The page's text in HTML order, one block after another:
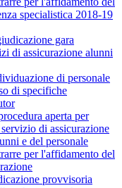
specialistica 2018-19
gara
di assicurazione alunni
di personale
di specifiche
aperta per
di assicurazione
e del personale
per l'affidamento del
provvisoria